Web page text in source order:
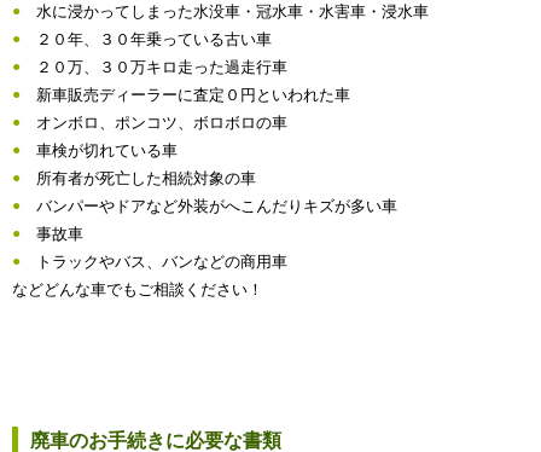
水に浸かってしまった水没車・冠水車・水害車・浸水車
２０年、３０年乗っている古い車
２０万、３０万キロ走った過走行車
新車販売ディーラーに査定０円といわれた車
オンボロ、ポンコツ、ボロボロの車
車検が切れている車
所有者が死亡した相続対象の車
バンパーやドアなど外装がへこんだりキズが多い車
事故車
トラックやバス、バンなどの商用車
などどんな車でもご相談ください！
廃車のお手続きに必要な書類